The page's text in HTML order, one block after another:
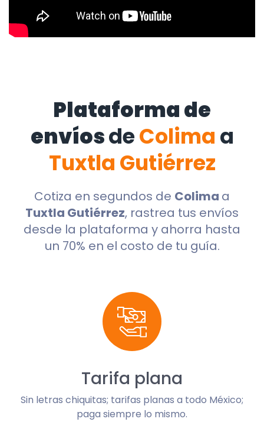
Plataforma de
envíosdeColima a
Tuxtla Gutiérrez
Cotiza en segundos de Colima a
Tuxtla Gutiérrez, rastrea tus envíos
desde la plataforma y ahorra hasta
un 70% en el costo de tu guía.
Tarifa plana
Sin letras chiquitas; tarifas planas a todo México;
paga siempre lo mismo.